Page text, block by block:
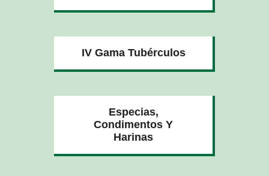
IV Gama Tubérculos
Especias,
Condimentos Y
Harinas